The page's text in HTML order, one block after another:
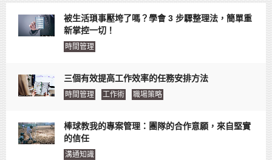
被生活瑣事壓垮了嗎？學會 3 步驟整理法，簡單重
新掌控一切！
時間管理
三個有效提高工作效率的任務安排方法
時間管理 工作術 職場策略
棒球教我的專案管理：團隊的合作意願，來自堅實
的信任
溝通知識